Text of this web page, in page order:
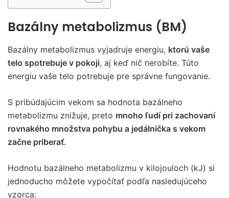
Bazálny metabolizmus (BM)
Bazálny metabolizmus vyjadruje energiu, ktorú vaše
telo spotrebuje v pokoji, aj keď nič nerobíte. Túto
energiu vaše telo potrebuje pre správne fungovanie.
S pribúdajúcim vekom sa hodnota bazálneho
metabolizmu znižuje, preto mnoho ľudí pri zachovaní
rovnakého množstva pohybu a jedálnička s vekom
začne priberať.
Hodnotu bazálneho metabolizmu v kilojouloch (kJ) si
jednoducho môžete vypočítať podľa nasledujúceho
vzorca: